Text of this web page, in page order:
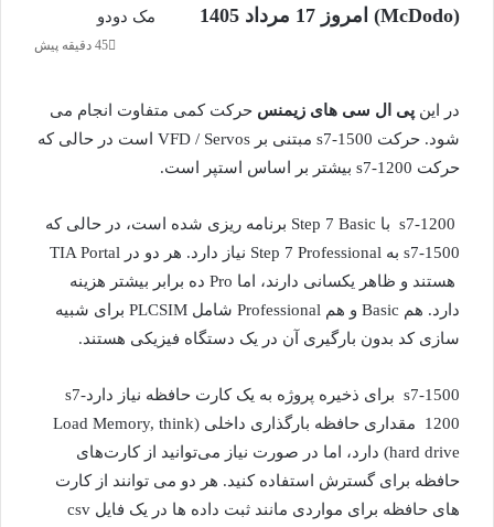
(McDodo) امروز 17 مرداد 1405
45 دقیقه پیش
در این پی ال سی های زیمنس حرکت کمی متفاوت انجام می
شود. حرکت s7-1500 مبتنی بر VFD / Servos است در حالی که
حرکت s7-1200 بیشتر بر اساس استپر است.
s7-1200 با Step 7 Basic برنامه ریزی شده است، در حالی که
s7-1500 به Step 7 Professional نیاز دارد. هر دو در TIA Portal
هستند و ظاهر یکسانی دارند، اما Pro ده برابر بیشتر هزینه
دارد. هم Basic و هم Professional شامل PLCSIM برای شبیه
سازی کد بدون بارگیری آن در یک دستگاه فیزیکی هستند.
s7-1500 برای ذخیره پروژه به یک کارت حافظه نیاز داردs7-
1200 مقداری حافظه بارگذاری داخلی (Load Memory, think
hard drive) دارد، اما در صورت نیاز می‌توانید از کارت‌های
حافظه برای گسترش استفاده کنید. هر دو می توانند از کارت
های حافظه برای مواردی مانند ثبت داده ها در یک فایل csv